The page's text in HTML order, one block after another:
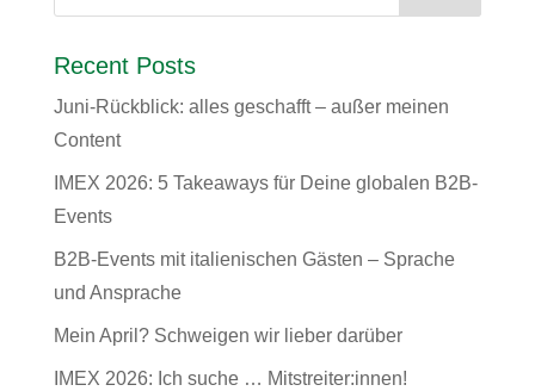
Recent Posts
Juni-Rückblick: alles geschafft – außer meinen
Content
IMEX 2026: 5 Takeaways für Deine globalen B2B-
Events
B2B-Events mit italienischen Gästen – Sprache
und Ansprache
Mein April? Schweigen wir lieber darüber
IMEX 2026: Ich suche … Mitstreiter:innen!